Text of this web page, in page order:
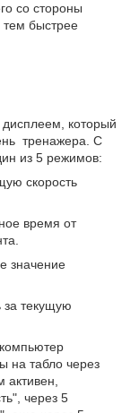
со стороны
тем быстрее
который
тренажера. С
из 5 режимов:
скорость
время от
значение
за текущую
на табло через
через 5